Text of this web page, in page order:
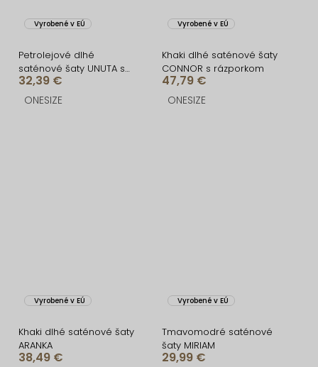
Vyrobené v EÚ
Petrolejové dlhé
saténové šaty UNUTA s
odhaleným chrbtom
32,39 €
ONESIZE
Vyrobené v EÚ
Khaki dlhé saténové šaty
CONNOR s rázporkom
47,79 €
ONESIZE
Vyrobené v EÚ
Khaki dlhé saténové šaty
ARANKA
38,49 €
Vyrobené v EÚ
Tmavomodré saténové
šaty MIRIAM
29,99 €